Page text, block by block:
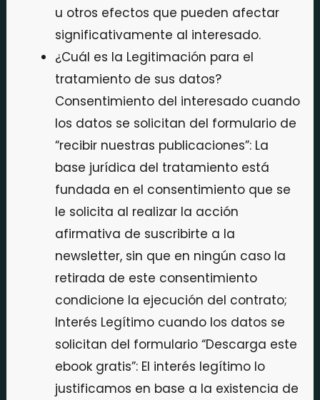
u otros efectos que pueden afectar
significativamente al interesado.
¿Cuál es la Legitimación para el
tratamiento de sus datos?
Consentimiento del interesado cuando
los datos se solicitan del formulario de
“recibir nuestras publicaciones”: La
base jurídica del tratamiento está
fundada en el consentimiento que se
le solicita al realizar la acción
afirmativa de suscribirte a la
newsletter, sin que en ningún caso la
retirada de este consentimiento
condicione la ejecución del contrato;
Interés Legítimo cuando los datos se
solicitan del formulario “Descarga este
ebook gratis”: El interés legítimo lo
justificamos en base a la existencia de